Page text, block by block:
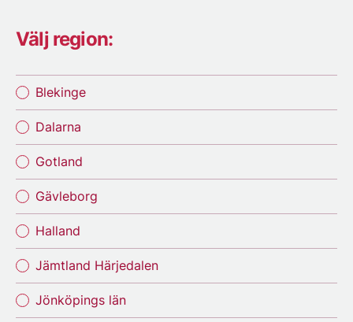
Välj region:
Blekinge
Dalarna
Gotland
Gävleborg
Halland
Jämtland Härjedalen
Jönköpings län